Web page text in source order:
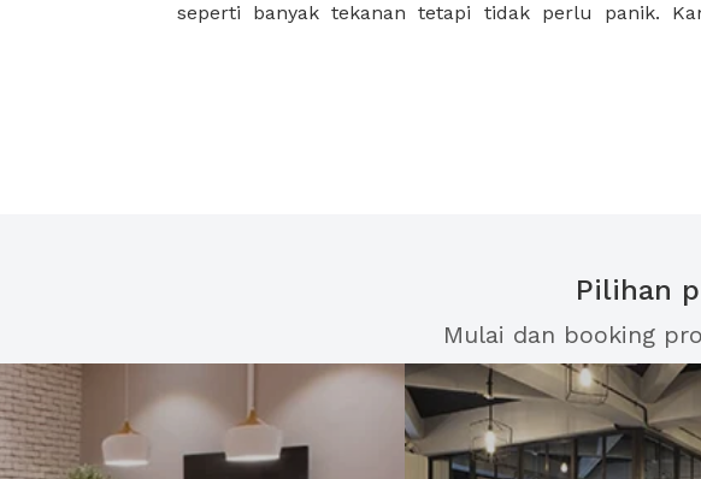
seperti banyak tekanan tetapi tidak perlu panik.
Pilihan
Mulai dan booking